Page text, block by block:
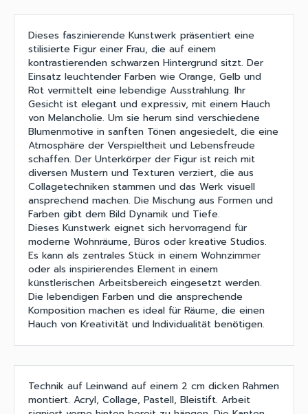
Dieses faszinierende Kunstwerk präsentiert eine
stilisierte Figur einer Frau, die auf einem
kontrastierenden schwarzen Hintergrund sitzt. Der
Einsatz leuchtender Farben wie Orange, Gelb und
Rot vermittelt eine lebendige Ausstrahlung. Ihr
Gesicht ist elegant und expressiv, mit einem Hauch
von Melancholie. Um sie herum sind verschiedene
Blumenmotive in sanften Tönen angesiedelt, die eine
Atmosphäre der Verspieltheit und Lebensfreude
schaffen. Der Unterkörper der Figur ist reich mit
diversen Mustern und Texturen verziert, die aus
Collagetechniken stammen und das Werk visuell
ansprechend machen. Die Mischung aus Formen und
Farben gibt dem Bild Dynamik und Tiefe.
Dieses Kunstwerk eignet sich hervorragend für
moderne Wohnräume, Büros oder kreative Studios.
Es kann als zentrales Stück in einem Wohnzimmer
oder als inspirierendes Element in einem
künstlerischen Arbeitsbereich eingesetzt werden.
Die lebendigen Farben und die ansprechende
Komposition machen es ideal für Räume, die einen
Hauch von Kreativität und Individualität benötigen.
Technik auf Leinwand auf einem 2 cm dicken Rahmen
montiert. Acryl, Collage, Pastell, Bleistift. Arbeit